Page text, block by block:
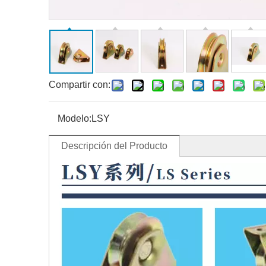
Compartir con:
Modelo: LSY
Descripción del Producto